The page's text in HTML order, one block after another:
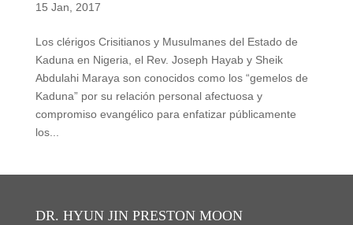
15 Jan, 2017
Los clérigos Crisitianos y Musulmanes del Estado de
Kaduna en Nigeria, el Rev. Joseph Hayab y Sheik
Abdulahi Maraya son conocidos como los “gemelos de
Kaduna” por su relación personal afectuosa y
compromiso evangélico para enfatizar públicamente
los...
DR. HYUN JIN PRESTON MOON